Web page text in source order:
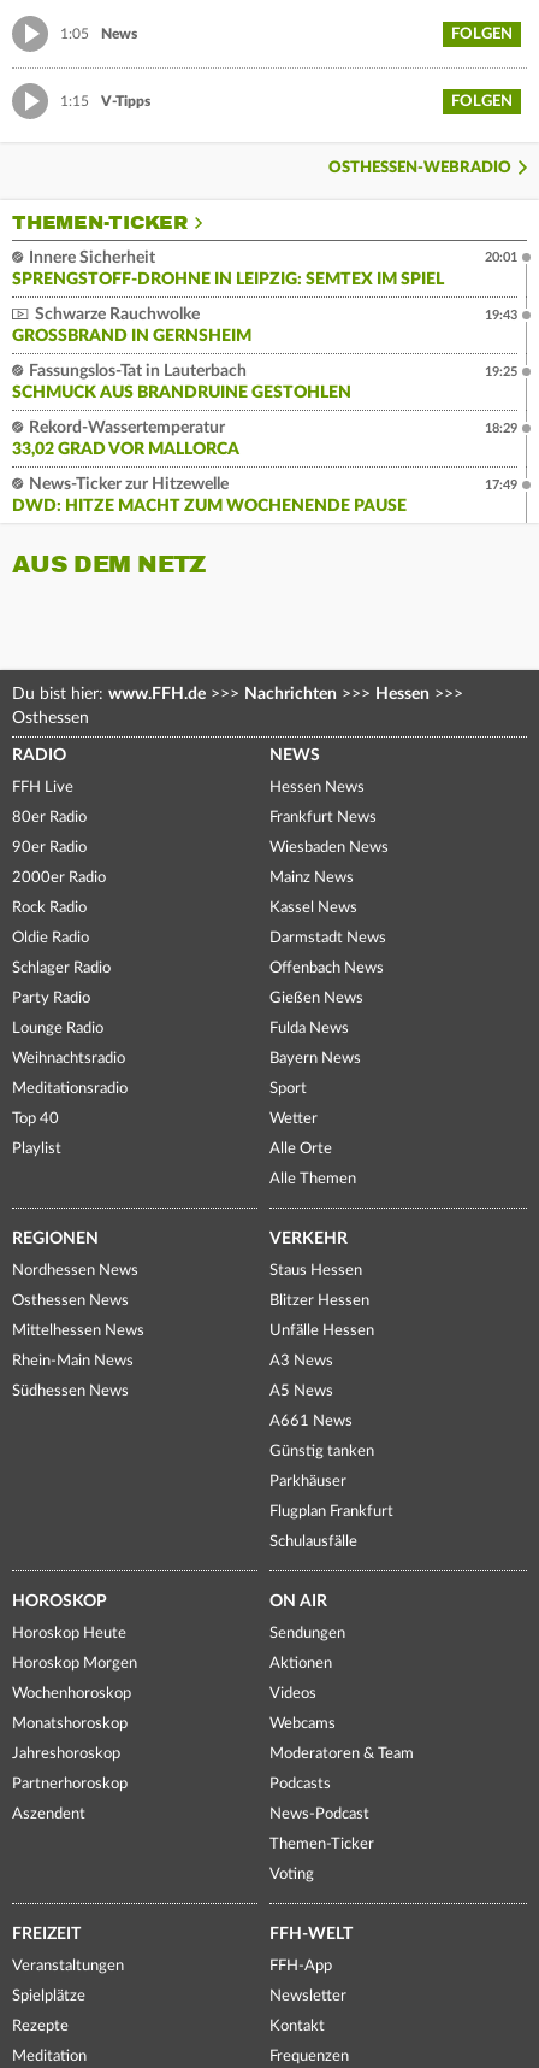
1:05 News FOLGEN
1:15 V-Tipps FOLGEN
OSTHESSEN-WEBRADIO
THEMEN-TICKER
Innere Sicherheit
SPRENGSTOFF-DROHNE IN LEIPZIG: SEMTEX IM SPIEL
20:01
Schwarze Rauchwolke
GROSSBRAND IN GERNSHEIM
19:43
Fassungslos-Tat in Lauterbach
SCHMUCK AUS BRANDRUINE GESTOHLEN
19:25
Rekord-Wassertemperatur
33,02 GRAD VOR MALLORCA
18:29
News-Ticker zur Hitzewelle
DWD: HITZE MACHT ZUM WOCHENENDE PAUSE
17:49
AUS DEM NETZ
Du bist hier: www.FFH.de >>> Nachrichten >>> Hessen >>>
Osthessen
RADIO
FFH Live
80er Radio
90er Radio
2000er Radio
Rock Radio
Oldie Radio
Schlager Radio
Party Radio
Lounge Radio
Weihnachtsradio
Meditationsradio
Top 40
Playlist
NEWS
Hessen News
Frankfurt News
Wiesbaden News
Mainz News
Kassel News
Darmstadt News
Offenbach News
Gießen News
Fulda News
Bayern News
Sport
Wetter
Alle Orte
Alle Themen
REGIONEN
Nordhessen News
Osthessen News
Mittelhessen News
Rhein-Main News
Südhessen News
VERKEHR
Staus Hessen
Blitzer Hessen
Unfälle Hessen
A3 News
A5 News
A661 News
Günstig tanken
Parkhäuser
Flugplan Frankfurt
Schulausfälle
HOROSKOP
Horoskop Heute
Horoskop Morgen
Wochenhoroskop
Monatshoroskop
Jahreshoroskop
Partnerhoroskop
Aszendent
ON AIR
Sendungen
Aktionen
Videos
Webcams
Moderatoren & Team
Podcasts
News-Podcast
Themen-Ticker
Voting
FREIZEIT
Veranstaltungen
Spielplätze
Rezepte
Meditation
FFH-WELT
FFH-App
Newsletter
Kontakt
Frequenzen